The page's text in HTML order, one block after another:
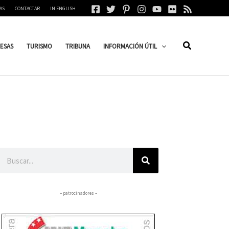
CONTACTAR IN ENGLISH
TURISMO TRIBUNA INFORMACIÓN ÚTIL
– patrocinadores –